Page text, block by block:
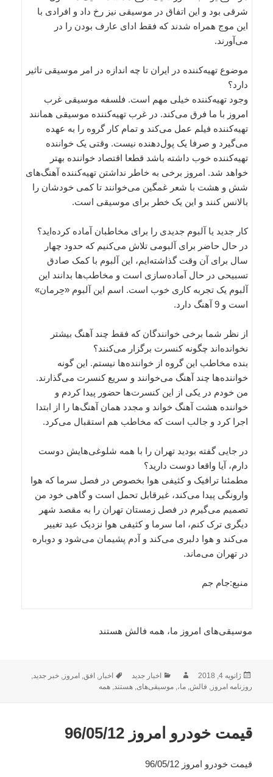
شرقی بود و این اتفاق در موسیقی نیز رخ داد و افرادی با
این موج همراه شدند که فقط ادای عارف بودن را در
می‌آورند.
موضوع تهیه‌کننده در ایران تا چه اندازه در امر موسیقی تاثیر
دارد؟
وجود تهیه‌کننده خیلی مهم است. فلسفه موسیقی غرب
امروز با ما فرق می‌کند. در غرب تهیه‌کننده موسیقی همانند
تهیه‌کننده فیلم عمل می‌کند و تمام کار گروه را به عهده
می‌گیرد و صرفا یک پول‌دهنده نیست. وقتی یک خواننده
تهیه‌کننده خوب داشته باشد قطعا اقتصاد خواننده بهتر
خواهد شد. امروز برخی به خاطر نداشتن تهیه‌کننده آهنگ‌های
شش و هشت با شعر غمگین می‌خوانند تا کمی خودشان را
بالانس کنند و این یک خطر برای موسیقی است.
کار جدید یا آلبوم جدیدی را برای مخاطبان آماده کرده‌اید؟
در حال حاضر برای آلبومی تلاش می‌کنیم که حدود چهار
سال برای آن وقت گذاشته‌ایم، این آلبوم با کمک صادق
تسبیحی در حال آماده‌سازی است و مخاطب‌ها بدانند این
آلبوم یک تجربه کاری خوب است. اسم این آلبوم «حِرمان»
است و 9 آهنگ دارد.
از نظر شما برخی خوانندگان که فقط چند آهنگ بیشتر
نخوانده‌اند چگونه کنسرت برگزار می‌کنند؟
بنده مخاطب این گروه از خواننده‌ها نیستم. این گونه
خواننده‌ها چند آهنگ می‌خوانند و سریع کنسرت می‌گذارند.
من خودم در یکی از این کنسرت‌ها حضور پیدا کردم و
خواننده هشت آهنگ خواند و مجدد همان آهنگ‌ها را از ابتدا
اجرا کرد و جالب است که مخاطب هم استقبال می‌کرد.
در جایی گفته بودید تهران را با همه شلوغی‌هایش دوست
دارم، آیا واقعا دوست دارید؟
مطمئنا ترافیک و کثیفی هوا بخصوص در فصل سرما که هوا
وارونگی پیدا می‌کند، غیرقابل تحمل است و گاهی خود من
تصمیم می‌گیرم در فصل زمستان تهران را به مقصد شهر
دیگری ترک کنم، اما سرما و کثیفی هوا نزدیک عید تغییر
می‌کند و هوا دلبری می‌کند و آدم پشیمان می‌شود و دوباره
در تهران می‌ماند.
منبع:جام جم
موسیقی‌های امروز ما، همه فالش هستند
ارسال
شده
ژانویه 4, 2018 نویسندهدسته‌ها
اخبار جدید برچسب‌ها
اخبار, افق, امروز,خبر جدید,
روزنامه امروز, فالش,ما،,موسیقی‌های,هستند,همه
قیمت خودرو امروز 96/05/12
قیمت خودرو امروز 96/05/12